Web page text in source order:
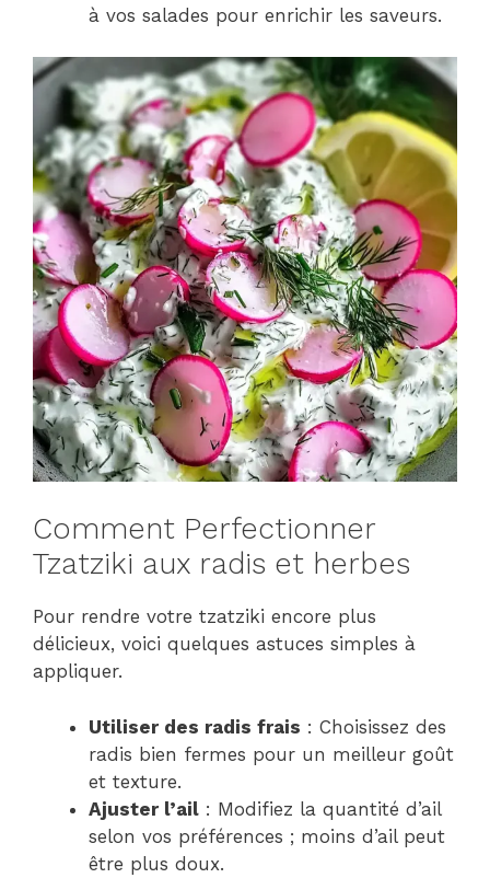
à vos salades pour enrichir les saveurs.
Comment Perfectionner
Tzatziki aux radis et herbes
Pour rendre votre tzatziki encore plus
délicieux, voici quelques astuces simples à
appliquer.
Utiliser des radis frais : Choisissez des
radis bien fermes pour un meilleur goût
et texture.
Ajuster l’ail : Modifiez la quantité d’ail
selon vos préférences ; moins d’ail peut
être plus doux.